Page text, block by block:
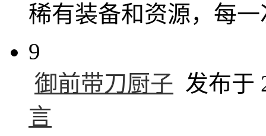
稀有装备和资源，每
9
御前带刀厨子 发布于
言